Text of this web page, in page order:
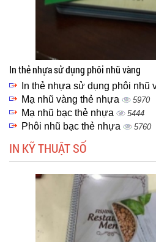
In thẻ nhựa sử dụng phôi nhũ vàng
In thẻ nhựa sử dụng phôi nhũ
Mạ nhũ vàng thẻ nhựa 5970
Mạ nhũ bạc thẻ nhựa 5444
Phôi nhũ bạc thẻ nhựa 5760
IN KỸ THUẬT SỐ